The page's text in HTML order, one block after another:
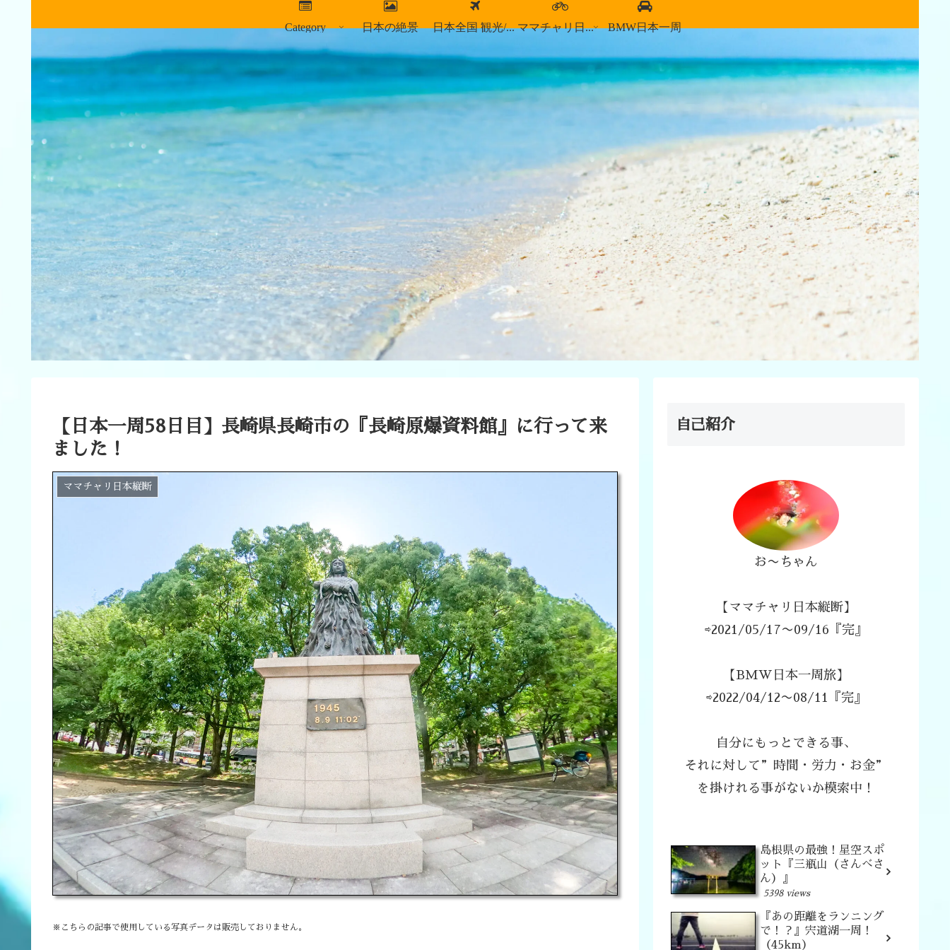
Category 日本の絶景 日本全国 観光/食事スポット ママチャリ日本縦断 BMW日本一周
【日本一周58日目】長崎県長崎市の『長崎原爆資料館』に行って来
ました！
ママチャリ日本縦断
※こちらの記事で使用している写真データは販売しておりません。
自己紹介
お〜ちゃん
【ママチャリ日本縦断】
⇨2021/05/17〜09/16『完』
【BMW日本一周旅】
⇨2022/04/12〜08/11『完』
自分にもっとできる事、
それに対して”時間・労力・お金”
を掛けれる事がないか模索中！
島根県の最強！星空スポ
ット『三瓶山（さんべさ
ん）』
5398 views
『あの距離をランニング
で！？』宍道湖一周！
（45km）